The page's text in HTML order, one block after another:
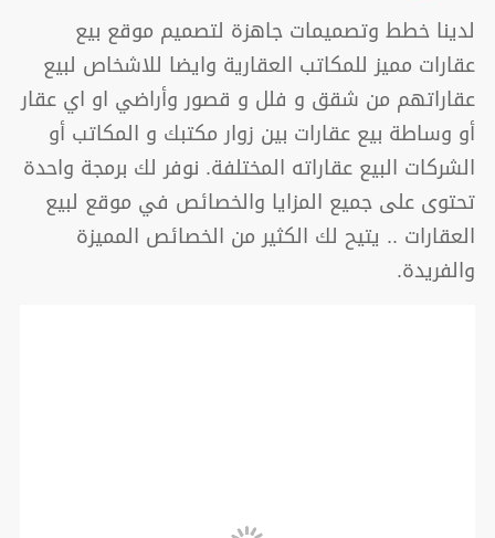
لدينا خطط وتصميمات جاهزة لتصميم موقع بيع
عقارات مميز للمكاتب العقارية وايضا للاشخاص لبيع
عقاراتهم من شقق و فلل و قصور وأراضي او اي عقار
أو وساطة بيع عقارات بين زوار مكتبك و المكاتب أو
الشركات البيع عقاراته المختلفة. نوفر لك برمجة واحدة
تحتوى على جميع المزايا والخصائص في موقع لبيع
العقارات .. يتيح لك الكثير من الخصائص المميزة
والفريدة.